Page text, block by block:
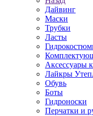
Дайвинг
Маски
Трубки
Ласты
Аксессуары
Лайкры
Обувь
Боты
Гидроноски
Перчатки и